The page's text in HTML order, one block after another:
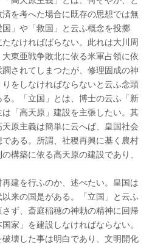
を考へた場合に既存の思想では無
」や「救国」と云ふ概念を投擲
なければばらない。此れは大川周
東亜戦争敗北に依る米軍占領に依
れてしまつたが、修理固成の神
をしなければならないと云ふ念頭
。「立国」とは、博士の云ふ「新
「高天原」建設を主張したい。其
原主義は簡単に云へば、皇国社会
ある。所謂、社稷再興に基く農村
構築に依る高天原の建設であり、
建を行ふのか、述べたい。皇国は
以来の国是がある。「立国」と云ふ
ず、斎庭稲穂の神勅の精神に回帰
家」を建設しなければならない。
壊した事は明白であり、文明開化